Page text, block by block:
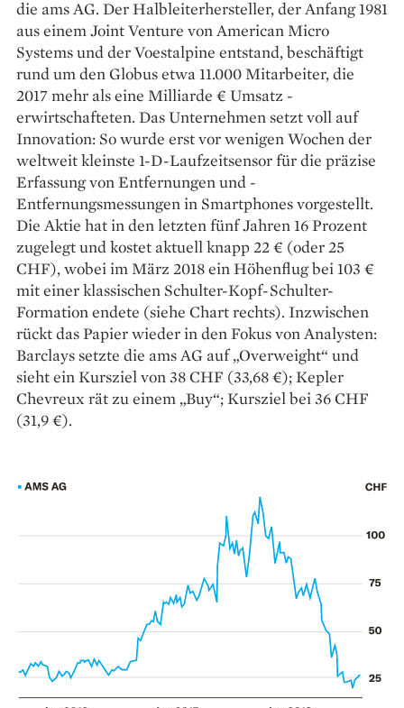
die ams AG. Der Halbleiterhersteller, der Anfang 1981
aus einem Joint Venture von American Micro
Systems und der Voestalpine entstand, beschäftigt
rund um den Globus etwa 11.000 Mitarbeiter, die
2017 mehr als eine Milliarde € Umsatz ­
erwirtschafteten. Das Unternehmen setzt voll auf
Innovation: So wurde erst vor wenigen Wochen der
weltweit kleinste 1-D-Laufzeitsensor für die präzise
Erfassung von Entfernungen und ­
Entfernungsmessungen in Smartphones vorgestellt.
Die ­Aktie hat in den letzten fünf Jahren 16 Prozent
zugelegt und kostet aktuell knapp 22 € (oder 25
CHF), ­wobei im März 2018 ein Höhenflug bei 103 €
mit einer klassischen Schulter-­Kopf-Schulter-
Formation ­endete (­siehe Chart rechts). Inzwischen
rückt das Papier wieder in den Fokus von Analysten:
Barclays setzte die ams AG auf „Overweight“ und
sieht ein Kursziel von 38 CHF (33,68 €); Kepler
Chevreux rät zu einem „Buy“; Kursziel bei 36 CHF
(31,9 €).